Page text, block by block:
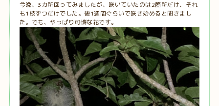
今晩、3カ所回ってみましたが、咲いていたのは2箇所だけ、それ
も1枝ずつだけでした。後1週間ぐらいで咲き始めると聞きまし
た。でも、やっぱり可憐な花です。